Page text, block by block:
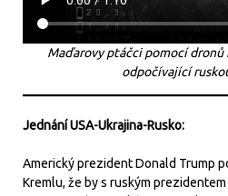
Maďarovy ptáčci pomocí
odpočívající
Jednání USA-Ukrajina-Rusko:
Americký prezident Donald Trump
Kremlu, že by s ruským